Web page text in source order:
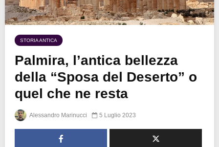
STORIA ANTICA
Palmira, l’antica bellezza
della “Sposa del Deserto” o
quel che ne resta
Alessandro Marinucci 5 Luglio 2023